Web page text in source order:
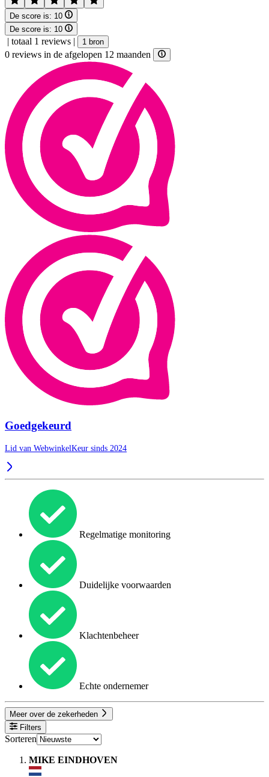
De score is: 10
De score is: 10
| totaal 1 reviews | 1 bron
0 reviews in de afgelopen 12 maanden
Goedgekeurd
Lid van WebwinkelKeur sinds 2024
Regelmatige monitoring
Duidelijke voorwaarden
Klachtenbeheer
Echte ondernemer
Meer over de zekerheden
Filters
Sorteren
MIKE EINDHOVEN